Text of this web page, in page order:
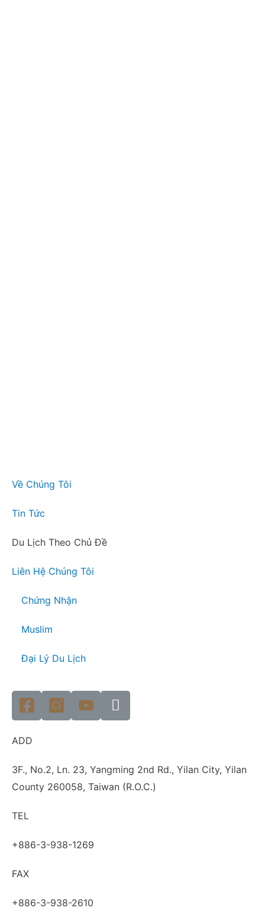
Về Chúng Tôi
Tin Tức
Du Lịch Theo Chủ Đề
Liên Hệ Chúng Tôi
Chứng Nhận
Muslim
Đại Lý Du Lịch
ADD
3F., No.2, Ln. 23, Yangming 2nd Rd., Yilan City, Yilan
County 260058, Taiwan (R.O.C.)
TEL
+886-3-938-1269​
FAX
+886-3-938-2610